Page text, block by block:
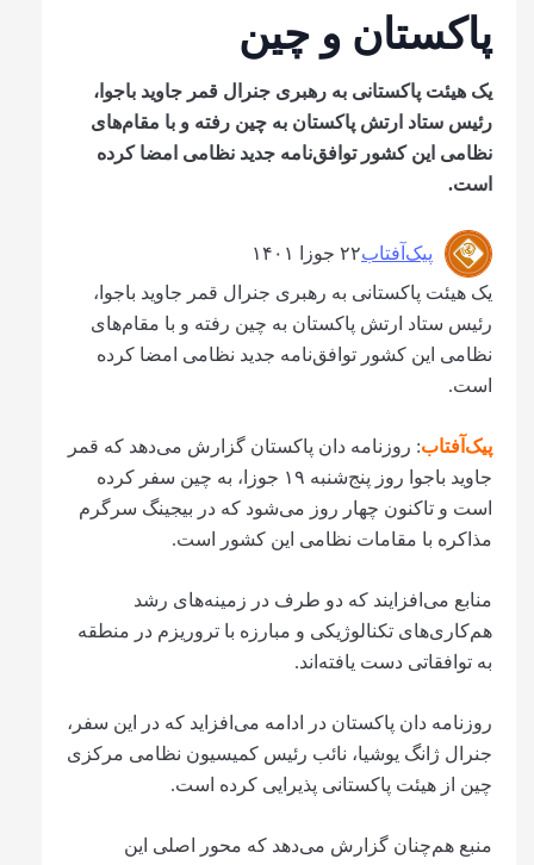
پاکستان و چین
یک هیئت پاکستانی به رهبری جنرال قمر جاوید باجوا،
رئیس ستاد ارتش پاکستان به چین رفته و با مقام‌های
نظامی این کشور توافق‌نامه جدید نظامی امضا کرده
است.
پیک‌آفتاب۲۲ جوزا ۱۴۰۱
یک هیئت پاکستانی به رهبری جنرال قمر جاوید باجوا،
رئیس ستاد ارتش پاکستان به چین رفته و با مقام‌های
نظامی این کشور توافق‌نامه جدید نظامی امضا کرده
است.
پیک‌آفتاب: روزنامه دان پاکستان گزارش می‌دهد که قمر
جاوید باجوا روز پنج‌شنبه ۱۹ جوزا، به چین سفر کرده
است و تاکنون چهار روز می‌شود که در بیجینگ سرگرم
مذاکره با مقامات نظامی این کشور است.
منابع می‌افزایند که دو طرف در زمینه‌های رشد
هم‌کاری‌های تکنالوژیکی و مبارزه با تروریزم در منطقه
به توافقاتی دست یافته‌اند.
روزنامه دان پاکستان در ادامه می‌افزاید که در این سفر،
جنرال ژانگ یوشیا، نائب رئیس کمیسیون نظامی مرکزی
چین از هیئت پاکستانی پذیرایی کرده است.
منبع هم‌چنان گزارش می‌دهد که محور اصلی این